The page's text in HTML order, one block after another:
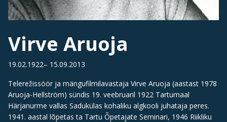
Virve Aruoja
19.02.1922– 15.09.2013
Telerežissöör ja mängufilmilavastaja Virve Aruoja (aastast 1978
Aruoja-Hellström) sündis 19. veebruaril 1922 Tartumaal
Härjanurme vallas Sadukülas kohaliku algkooli juhataja peres.
1941. aastal lõpetas ta Tartu Õpetajate Seminari, 1946 Riikliku